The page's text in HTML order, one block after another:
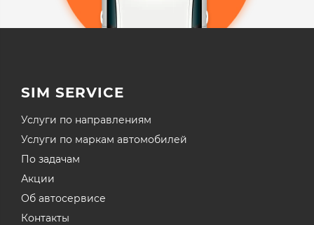
SIM SERVICE
Услуги по направлениям
Услуги по маркам автомобилей
По задачам
Акции
Об автосервисе
Контакты